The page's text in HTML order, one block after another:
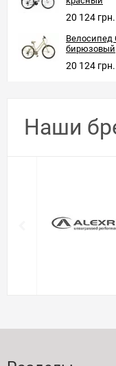
20 124 грн.
Велосипед
бирюзовый
20 124 грн.
Наши